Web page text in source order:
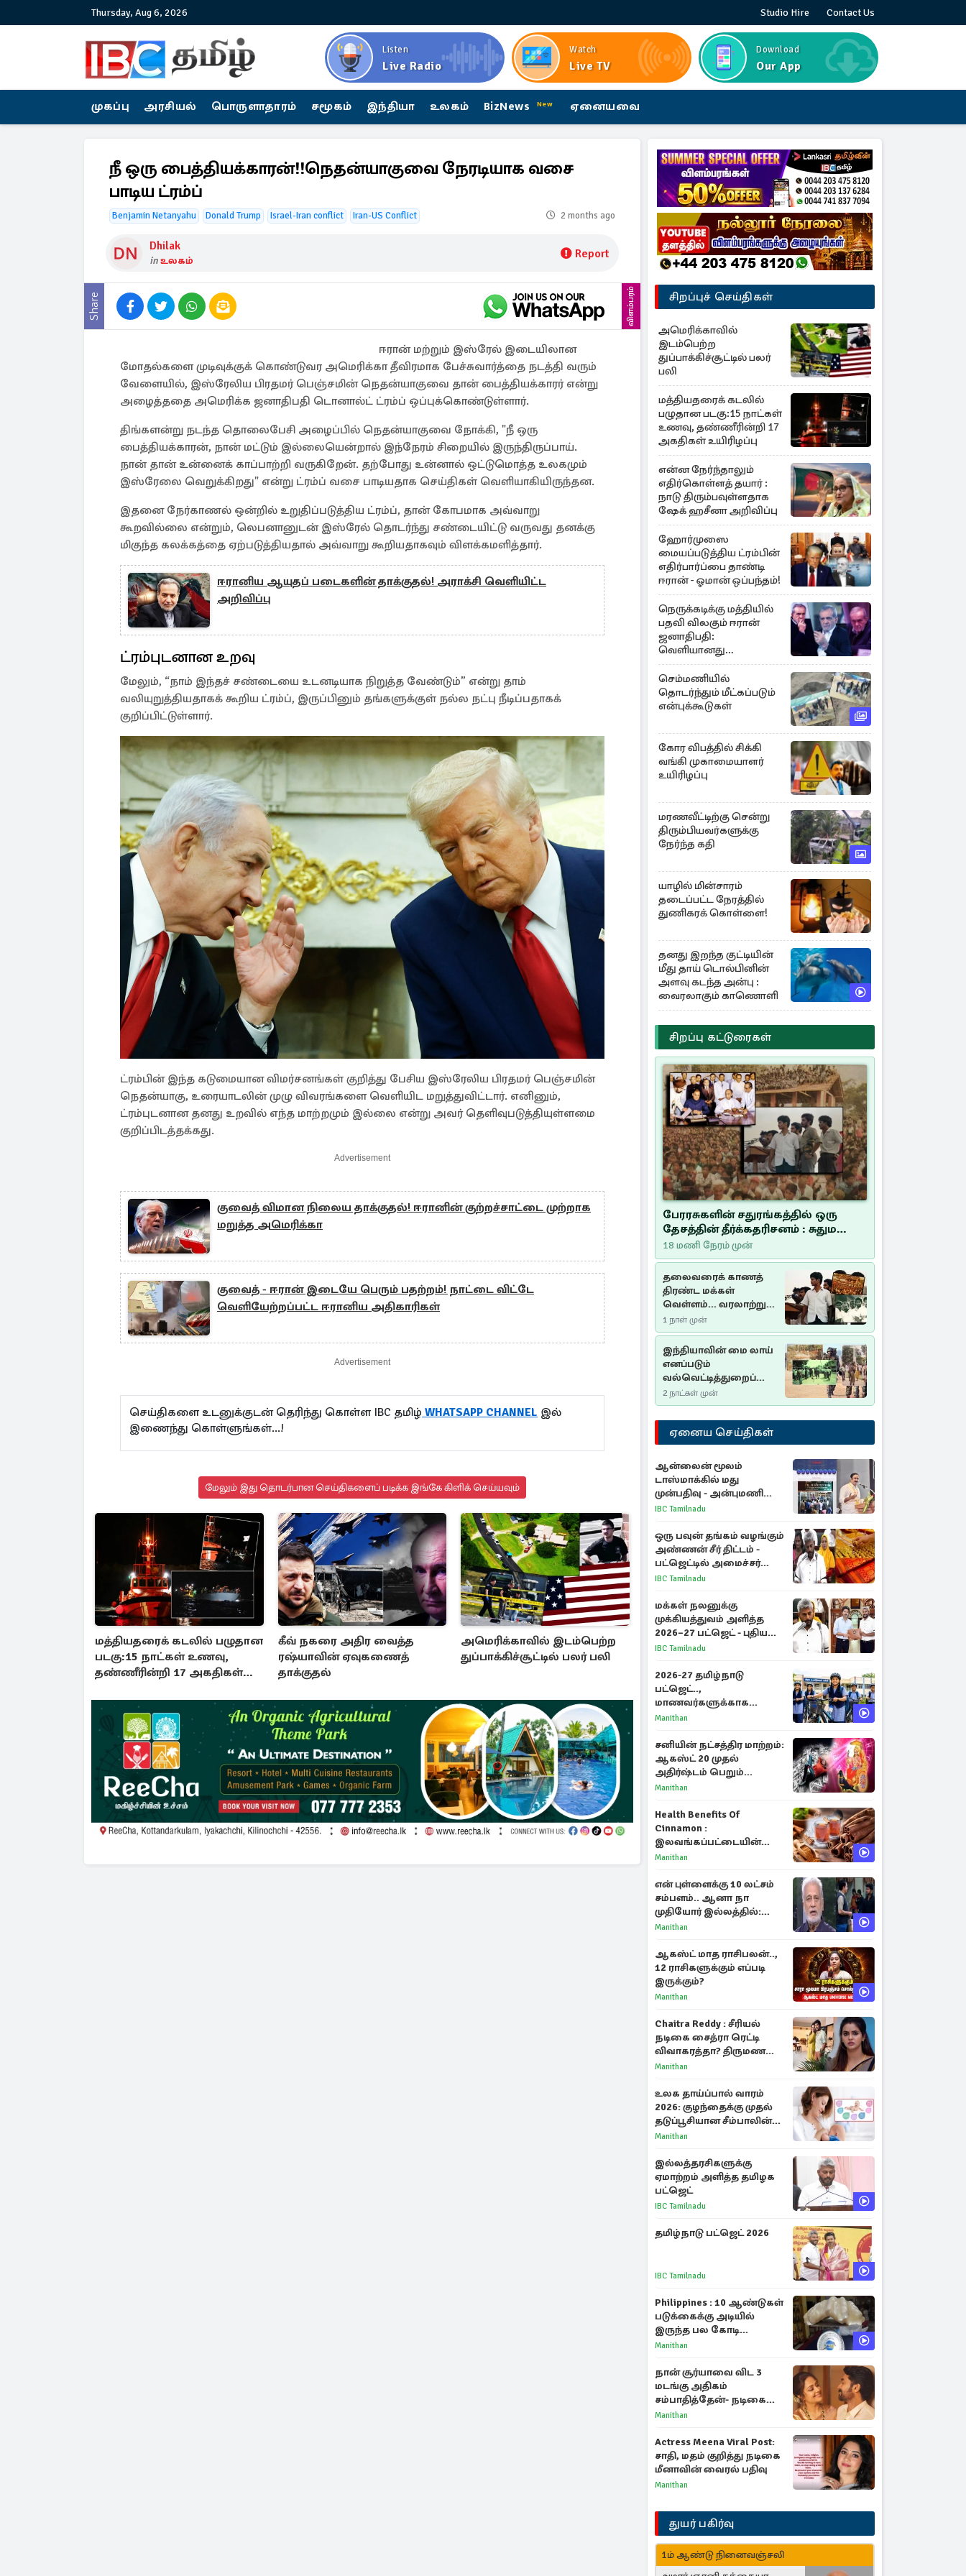
Thursday, Aug 6, 2026 Studio Hire Contact Us
Listen
Live Radio
Watch
Live TV
Download
Our App
முகப்பு அரசியல் பொருளாதாரம் சமூகம் இந்தியா உலகம் BizNews New ஏனையவை
நீ ஒரு பைத்தியக்காரன்!!நெதன்யாகுவை நேரடியாக வசை
பாடிய ட்ரம்ப்
Benjamin Netanyahu Donald Trump Israel-Iran conflict Iran-US Conflict 2 months ago
Dhilak
inஉலகம் Report
Share விளம்பரம்
ஈரான் மற்றும் இஸ்ரேல் இடையிலான
மோதல்களை முடிவுக்குக் கொண்டுவர அமெரிக்கா தீவிரமாக பேச்சுவார்த்தை நடத்தி வரும்
வேளையில், இஸ்ரேலிய பிரதமர் பெஞ்சமின் நெதன்யாகுவை தான் பைத்தியக்காரர் என்று
அழைத்ததை அமெரிக்க ஜனாதிபதி டொனால்ட் ட்ரம்ப் ஒப்புக்கொண்டுள்ளார்.
திங்களன்று நடந்த தொலைபேசி அழைப்பில் நெதன்யாகுவை நோக்கி, "நீ ஒரு
பைத்தியக்காரன், நான் மட்டும் இல்லையென்றால் இந்நேரம் சிறையில் இருந்திருப்பாய்.
நான் தான் உன்னைக் காப்பாற்றி வருகிறேன். தற்போது உன்னால் ஒட்டுமொத்த உலகமும்
இஸ்ரேலை வெறுக்கிறது" என்று ட்ரம்ப் வசை பாடியதாக செய்திகள் வெளியாகியிருந்தன.
இதனை நேர்காணல் ஒன்றில் உறுதிப்படுத்திய ட்ரம்ப், தான் கோபமாக அவ்வாறு
கூறவில்லை என்றும், லெபனானுடன் இஸ்ரேல் தொடர்ந்து சண்டையிட்டு வருவது தனக்கு
மிகுந்த கலக்கத்தை ஏற்படுத்தியதால் அவ்வாறு கூறியதாகவும் விளக்கமளித்தார்.
ஈரானிய ஆயுதப் படைகளின் தாக்குதல்! அராக்சி வெளியிட்ட
அறிவிப்பு
ட்ரம்புடனான உறவு
மேலும், “நாம் இந்தச் சண்டையை உடனடியாக நிறுத்த வேண்டும்” என்று தாம்
வலியுறுத்தியதாகக் கூறிய ட்ரம்ப், இருப்பினும் தங்களுக்குள் நல்ல நட்பு நீடிப்பதாகக்
குறிப்பிட்டுள்ளார்.
ட்ரம்பின் இந்த கடுமையான விமர்சனங்கள் குறித்து பேசிய இஸ்ரேலிய பிரதமர் பெஞ்சமின்
நெதன்யாகு, உரையாடலின் முழு விவரங்களை வெளியிட மறுத்துவிட்டார். எனினும்,
ட்ரம்புடனான தனது உறவில் எந்த மாற்றமும் இல்லை என்று அவர் தெளிவுபடுத்தியுள்ளமை
குறிப்பிடத்தக்கது.
Advertisement
குவைத் விமான நிலைய தாக்குதல்! ஈரானின் குற்றச்சாட்டை முற்றாக
மறுத்த அமெரிக்கா
குவைத் - ஈரான் இடையே பெரும் பதற்றம்! நாட்டை விட்டே
வெளியேற்றப்பட்ட ஈரானிய அதிகாரிகள்
Advertisement
செய்திகளை உடனுக்குடன் தெரிந்து கொள்ள IBC தமிழ் WHATSAPP CHANNEL இல்
இணைந்து கொள்ளுங்கள்...!
மேலும் இது தொடர்பான செய்திகளைப் படிக்க இங்கே கிளிக் செய்யவும்
மத்தியதரைக் கடலில் பழுதான
படகு:15 நாட்கள் உணவு,
தண்ணீரின்றி 17 அகதிகள்
கீவ் நகரை அதிர வைத்த
ரஷ்யாவின் ஏவுகணைத்
தாக்குதல்
அமெரிக்காவில் இடம்பெற்ற
துப்பாக்கிச்சூட்டில் பலர் பலி
சிறப்புச் செய்திகள்
அமெரிக்காவில்
இடம்பெற்ற
துப்பாக்கிச்சூட்டில் பலர்
பலி
மத்தியதரைக் கடலில்
பழுதான படகு:15 நாட்கள்
உணவு, தண்ணீரின்றி 17
அகதிகள் உயிரிழப்பு
என்ன நேர்ந்தாலும்
எதிர்கொள்ளத் தயார் :
நாடு திரும்பவுள்ளதாக
ஷேக் ஹசீனா அறிவிப்பு
ஹோர்முஸை
மையப்படுத்திய ட்ரம்பின்
எதிர்பார்ப்பை தாண்டி
ஈரான் - ஓமான் ஒப்பந்தம்!
நெருக்கடிக்கு மத்தியில்
பதவி விலகும் ஈரான்
ஜனாதிபதி:
வெளியானது
சர்ச்சையின் உண்மை
நிலை
செம்மணியில்
தொடர்ந்தும் மீட்கப்படும்
என்புக்கூடுகள்
கோர விபத்தில் சிக்கி
வங்கி முகாமையாளர்
உயிரிழப்பு
மரணவீட்டிற்கு சென்று
திரும்பியவர்களுக்கு
நேர்ந்த கதி
யாழில் மின்சாரம்
தடைப்பட்ட நேரத்தில்
துணிகரக் கொள்ளை!
தனது இறந்த குட்டியின்
மீது தாய் டொல்பினின்
அளவு கடந்த அன்பு :
வைரலாகும் காணொளி
சிறப்பு கட்டுரைகள்
பேரரசுகளின் சதுரங்கத்தில் ஒரு
தேசத்தின் தீர்க்கதரிசனம் : சுதுமலை
பிரகடனம் ஒரு வரலாற்றுப் பாடம்
18 மணி நேரம் முன்
தலைவரைக் காணத்
திரண்ட மக்கள்
வெள்ளம்... வரலாற்றுச்
சிறப்புமிக்க சுதுமலைப்
பிரகடனம்…
1 நாள் முன்
இந்தியாவின் மை லாய்
எனப்படும்
வல்வெட்டித்துறைப்
படுகொலை…
2 நாட்கள் முன்
ஏனைய செய்திகள்
ஆன்லைன் மூலம்
டாஸ்மாக்கில் மது
முன்பதிவு - அன்புமணி
ராமதாஸ் எதிர்ப்பு
IBC Tamilnadu
ஒரு பவுன் தங்கம் வழங்கும்
அண்ணன் சீர் திட்டம் -
பட்ஜெட்டில் அமைச்சர்
மரிய வில்சன் அறிவிப்பு!
IBC Tamilnadu
மக்கள் நலனுக்கு
முக்கியத்துவம் அளித்த
2026–27 பட்ஜெட் - புதிய
நலத்திட்டங்கள்
IBC Tamilnadu
2026-27 தமிழ்நாடு
பட்ஜெட்..,
மாணவர்களுக்காக
வெளியான முக்கிய
Manithan
சனியின் நட்சத்திர மாற்றம்:
ஆகஸ்ட் 20 முதல்
அதிர்ஷ்டம் பெறும்
ராசிகள்!
Manithan
Health Benefits Of
Cinnamon :
இலவங்கப்பட்டையின்
மருத்துவ குணங்களும்
நன்மைகளும்!
Manithan
என் புள்ளைக்கு 10 லட்சம்
சம்பளம்.. ஆனா நா
முதியோர் இல்லத்தில்:
நடிகரின் கண்ணீர் பேட்டி
Manithan
ஆகஸ்ட் மாத ராசிபலன்..,
12 ராசிகளுக்கும் எப்படி
இருக்கும்?
Manithan
Chaitra Reddy : சீரியல்
நடிகை சைத்ரா ரெட்டி
விவாகரத்தா? திருமண
புகைப்படங்களை நீக்கம்
Manithan
உலக தாய்ப்பால் வாரம்
2026: குழந்தைக்கு முதல்
தடுப்பூசியான சீம்பாலின்
முக்கியத்துவம்!
Manithan
இல்லத்தரசிகளுக்கு
ஏமாற்றம் அளித்த தமிழக
பட்ஜெட்
IBC Tamilnadu
தமிழ்நாடு பட்ஜெட் 2026
IBC Tamilnadu
Philippines : 10 ஆண்டுகள்
படுக்கைக்கு அடியில்
இருந்த பல கோடி
மதிப்புள்ள அரிய முத்து!
Manithan
நான் சூர்யாவை விட 3
மடங்கு அதிகம்
சம்பாதித்தேன்- நடிகை
ஜோதிகா
Manithan
Actress Meena Viral Post:
சாதி, மதம் குறித்து நடிகை
மீனாவின் வைரல் பதிவு
Manithan
துயர் பகிர்வு
1ம் ஆண்டு நினைவஞ்சலி